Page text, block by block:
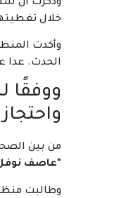
خلال
وأكدت
الحدث. عدا
ووفقًا
واحتجاز
من بين
“عاصف
وطالبت